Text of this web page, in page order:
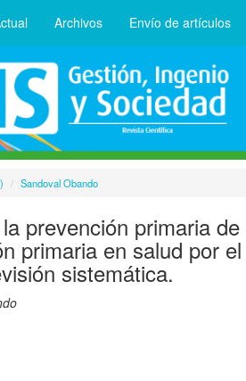
Archivos Envío de artículos
Sandoval Obando
prevención primaria
primaria en salud por
sistemática.